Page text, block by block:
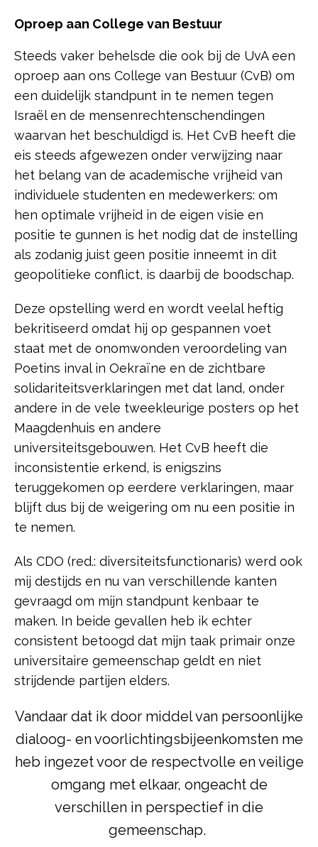
Oproep aan College van Bestuur
Steeds vaker behelsde die ook bij de UvA een
oproep aan ons College van Bestuur (CvB) om
een duidelijk standpunt in te nemen tegen
Israël en de mensenrechtenschendingen
waarvan het beschuldigd is. Het CvB heeft die
eis steeds afgewezen onder verwijzing naar
het belang van de academische vrijheid van
individuele studenten en medewerkers: om
hen optimale vrijheid in de eigen visie en
positie te gunnen is het nodig dat de instelling
als zodanig juist geen positie inneemt in dit
geopolitieke conflict, is daarbij de boodschap.
Deze opstelling werd en wordt veelal heftig
bekritiseerd omdat hij op gespannen voet
staat met de onomwonden veroordeling van
Poetins inval in Oekraïne en de zichtbare
solidariteitsverklaringen met dat land, onder
andere in de vele tweekleurige posters op het
Maagdenhuis en andere
universiteitsgebouwen. Het CvB heeft die
inconsistentie erkend, is enigszins
teruggekomen op eerdere verklaringen, maar
blijft dus bij de weigering om nu een positie in
te nemen.
Als CDO (red.: diversiteitsfunctionaris) werd ook
mij destijds en nu van verschillende kanten
gevraagd om mijn standpunt kenbaar te
maken. In beide gevallen heb ik echter
consistent betoogd dat mijn taak primair onze
universitaire gemeenschap geldt en niet
strijdende partijen elders.
Vandaar dat ik door middel van persoonlijke
dialoog- en voorlichtingsbijeenkomsten me
heb ingezet voor de respectvolle en veilige
omgang met elkaar, ongeacht de
verschillen in perspectief in die
gemeenschap.